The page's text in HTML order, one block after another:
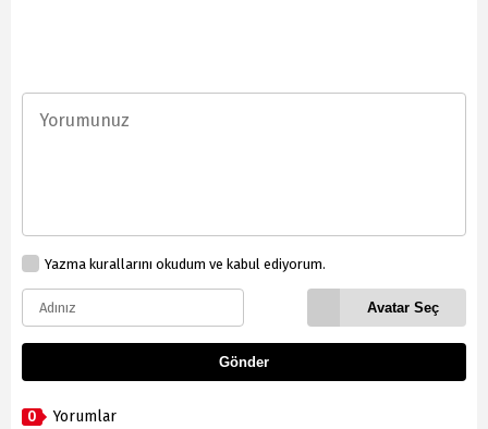
Yazma kurallarını okudum ve kabul ediyorum.
Avatar Seç
Gönder
0 Yorumlar